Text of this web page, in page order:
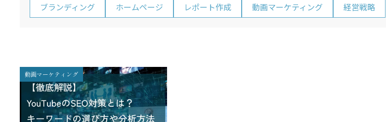
ブランディング
ホームページ レポート作成 動画マーケティング 経営戦略
動画マーケティング